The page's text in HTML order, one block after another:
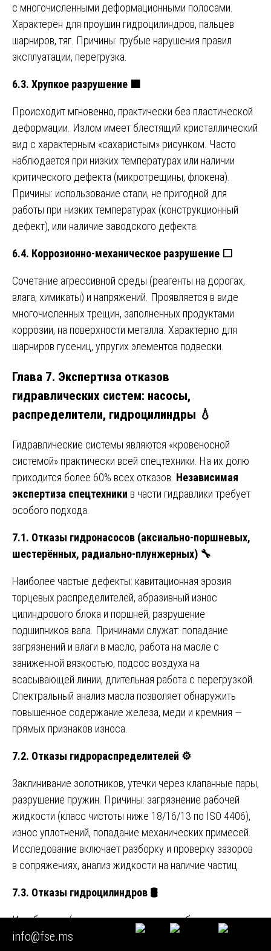
с многочисленными деформационными полосами.
Характерен для проушин гидроцилиндров, пальцев
шарниров, тяг. Причины: грубые нарушения правил
эксплуатации, перегрузка.
6.3. Хрупкое разрушение 🟫
Происходит мгновенно, практически без пластической
деформации. Излом имеет блестящий кристаллический
вид с характерным «сахаристым» рисунком. Часто
наблюдается при низких температурах или наличии
критического дефекта (микротрещины, флокена).
Причины: использование стали, не пригодной для
работы при низких температурах (конструкционный
дефект), или наличие заводского дефекта.
6.4. Коррозионно-механическое разрушение ⬜️
Сочетание агрессивной среды (реагенты на дорогах,
влага, химикаты) и напряжений. Проявляется в виде
многочисленных трещин, заполненных продуктами
коррозии, на поверхности металла. Характерно для
шарниров гусениц, упругих элементов подвески.
Глава 7. Экспертиза отказов
гидравлических систем: насосы,
распределители, гидроцилиндры 💧
Гидравлические системы являются «кровеносной
системой» практически всей спецтехники. На их долю
приходится более 60% всех отказов. Независимая
экспертиза спецтехники в части гидравлики требует
особого подхода.
7.1. Отказы гидронасосов (аксиально-поршневых,
шестерённых, радиально-плунжерных) 🔧
Наиболее частые дефекты: кавитационная эрозия
торцевых распределителей, абразивный износ
цилиндрового блока и поршней, разрушение
подшипников вала. Причинами служат: попадание
загрязнений и влаги в масло, работа на масле с
заниженной вязкостью, подсос воздуха на
всасывающей линии, длительная работа с перегрузкой.
Спектральный анализ масла позволяет обнаружить
повышенное содержание железа, меди и кремния —
прямых признаков износа.
7.2. Отказы гидрораспределителей ⚙️
Заклинивание золотников, утечки через клапанные пары,
разрушение пружин. Причины: загрязнение рабочей
жидкости (класс чистоты ниже 18/16/13 по ISO 4406),
износ уплотнений, попадание механических примесей.
Исследование включает разборку и проверку зазоров
в сопряжениях, анализ жидкости на наличие частиц.
7.3. Отказы гидроцилиндров 🛢️
Изгиб штока (перегрузка с перекосом, боковая
нагрузка), срыв резьбы проушины, разрушение
info@fse.ms